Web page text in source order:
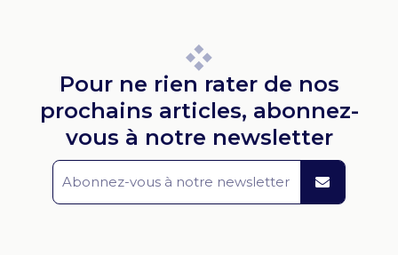
Pour ne rien rater de nos
prochains articles, abonnez-
vous à notre newsletter